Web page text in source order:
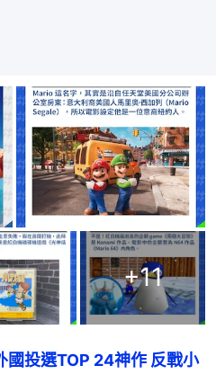
+11
投選TOP 24神作 反戰小